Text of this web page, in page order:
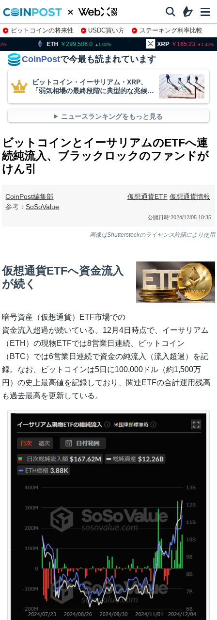
ビットコインの将来性 USDC買い方
ステーキング利率比較
株特集・関連銘柄
299,506.0 1.02 XRP 1.42 BNB
CoinPostで今最も読まれています
ビットコイン・イーサリアム・XRP、
「弱気相場の最終段階に典型的な兆候」
ニュースランキングをもっと見る
ビットコインとイーサリアムのETFへ連
続純流入、ブラックロックのファンドが
けん引
CoinPost編集部
参考： SoSoValue
仮想通貨ETF 仮想通貨情報
公開日時:2024/12/05 18:35
画像はShutterstockのライセンス許諾により使用
仮想通貨ETFへ資金流入
が続く
暗号資産（仮想通貨）ETF市場での
資金流入超過が続いている。12月4日時点で、イーサリアム
（ETH）の現物ETFでは8営業日連続、ビットコイン
（BTC）では6営業日連続で資金の純流入（流入超過）を記
録。なお、ビットコインは5日に100,000ドル（約1,500万
円）の史上最高値を記録しており、関連ETFの合計運用残高
も過去最高を更新している。